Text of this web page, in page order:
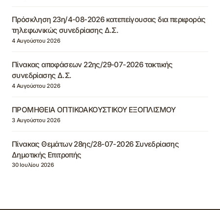
Πρόσκληση 23η/4-08-2026 κατεπείγουσας δια περιφοράς
τηλεφωνικώς συνεδρίασης Δ.Σ.
4 Αυγούστου 2026
Πίνακας αποφάσεων 22ης/29-07-2026 τακτικής
συνεδρίασης Δ.Σ.
4 Αυγούστου 2026
ΠΡΟΜΗΘΕΙΑ ΟΠΤΙΚΟΑΚΟΥΣΤΙΚΟΥ ΕΞΟΠΛΙΣΜΟΥ
3 Αυγούστου 2026
Πίνακας Θεμάτων 28ης/28-07-2026 Συνεδρίασης
Δημοτικής Επιτροπής
30 Ιουλίου 2026